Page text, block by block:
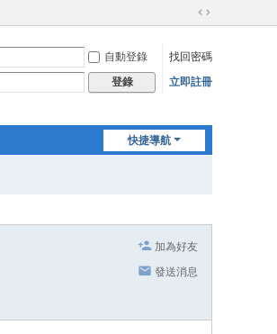
切
到
寬
自動登錄
找回密碼
登錄 立即註冊
快捷導航
加為好友
發送消息